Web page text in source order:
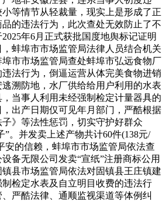
等情节从轻裁量，现实上是形成了正
的违法行为，此次查处无效防止了不
年6月正式获批国度地舆标记证明
，蚌埠市市场监管局法律人员结合机关
市市场监管局查处蚌埠市弘远食物厂
法行为，倒逼运营从体完美食物进销
溯防地，水厂供给给用户利用的水表
当事人利用未经强制检定计量器具的
，出产日期仅可见年月部门，严酷根据
子》等法性惩罚，切实守护好群众
”。并发卖上述产物共计60件(138元/
安的信赖，蚌埠市市场监管局依法查
备无限公司发卖“宣纸”注册商标公用
县市场监管局依法对固镇县王庄镇建
检定水表及自立明目收费的违法行
严酷法律、通顺监视渠道等体例纠